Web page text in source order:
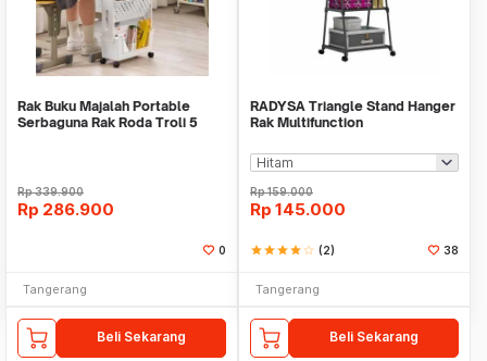
Rak Buku Majalah Portable
Serbaguna Rak Roda Troli 5
Rp339.900
Rp 286.900
0
Tangerang
Beli Sekarang
RADYSA Triangle Stand Hanger
Rak Multifunction
Rp159.000
Rp 145.000
starstarstarstarstar_border (2) 38
Tangerang
Beli Sekarang